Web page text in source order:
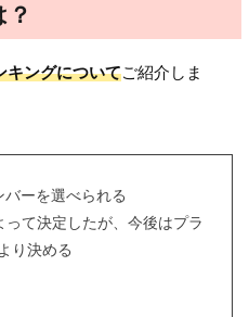
キングについてご紹介しま
バーを選べられる
って決定したが、今後はプラ
り決める